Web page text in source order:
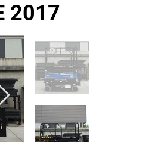
2017